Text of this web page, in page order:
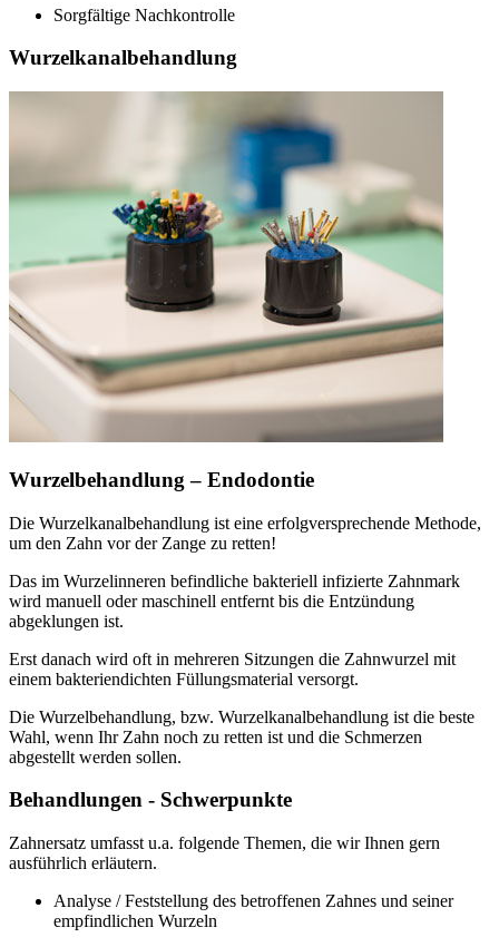
Sorgfältige Nachkontrolle
Wurzelkanalbehandlung
Wurzelbehandlung – Endodontie
Die Wurzelkanalbehandlung ist eine erfolgversprechende Methode,
um den Zahn vor der Zange zu retten!
Das im Wurzelinneren befindliche bakteriell infizierte Zahnmark
wird manuell oder maschinell entfernt bis die Entzündung
abgeklungen ist.
Erst danach wird oft in mehreren Sitzungen die Zahnwurzel mit
einem bakteriendichten Füllungsmaterial versorgt.
Die Wurzelbehandlung, bzw. Wurzelkanalbehandlung ist die beste
Wahl, wenn Ihr Zahn noch zu retten ist und die Schmerzen
abgestellt werden sollen.
Behandlungen - Schwerpunkte
Zahnersatz umfasst u.a. folgende Themen, die wir Ihnen gern
ausführlich erläutern.
Analyse / Feststellung des betroffenen Zahnes und seiner
empfindlichen Wurzeln